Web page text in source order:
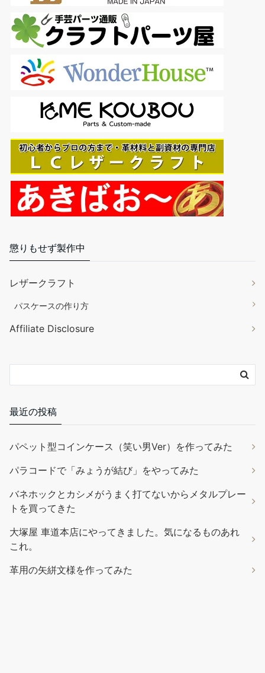
懲りもせず製作中
レザークラフト
パスケースの作り方
Affiliate Disclosure
最近の投稿
パペット型コインケース（笑い男Ver）を作ってみた
パラコードで「みょうが結び」をやってみた
バネホックとカシメがうまく打てないからメタルプレー
トを買ってきた
大塚屋 車道本店にやってきました。気になるものあれ
これ。
革用の矢絣文様を作ってみた